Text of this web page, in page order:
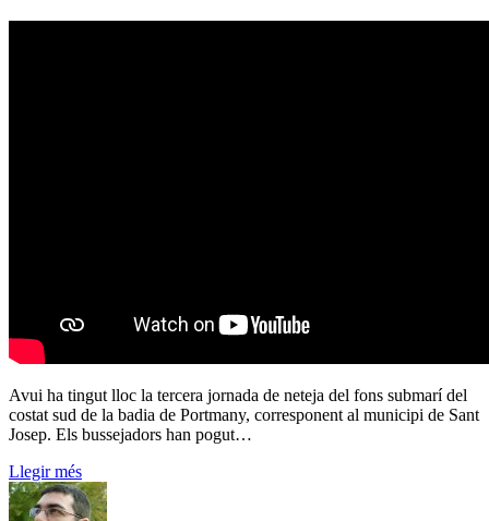
Avui ha tingut lloc la tercera jornada de neteja del fons submarí del
costat sud de la badia de Portmany, corresponent al municipi de Sant
Josep. Els bussejadors han pogut…
Llegir més